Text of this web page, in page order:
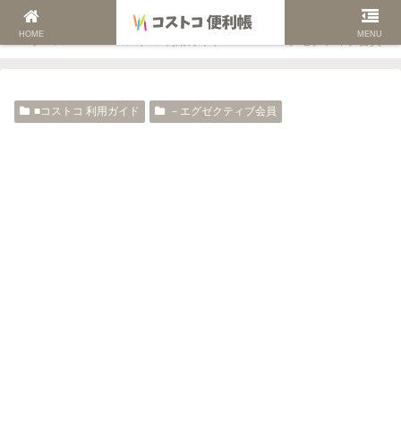
ホーム －エグゼクティブ会員
■コストコ 利用ガイド －エグゼクティブ会員
HOME MENU